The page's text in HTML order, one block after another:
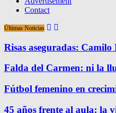
Contact
Últimas Noticias
Risas aseguradas:
Falda del Carmen: ni la
Fútbol femenino en
45 años frente al aula: la